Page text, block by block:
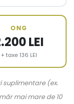
ONG
LEI
+ taxe 136 LEI
suplimentare (ex.
mai mare de 10